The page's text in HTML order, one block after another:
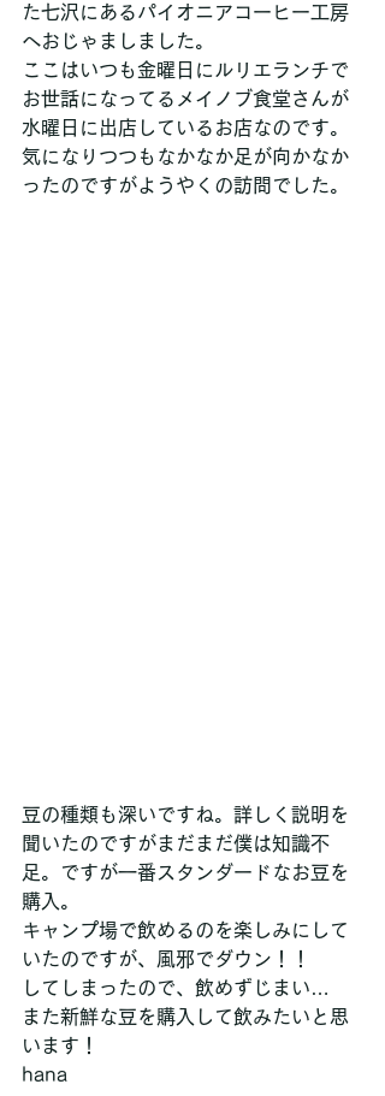
た七沢にあるパイオニアコーヒー工房
へおじゃましました。
ここはいつも金曜日にルリエランチで
お世話になってるメイノブ食堂さんが
水曜日に出店しているお店なのです。
気になりつつもなかなか足が向かなか
ったのですがようやくの訪問でした。
豆の種類も深いですね。詳しく説明を
聞いたのですがまだまだ僕は知識不
足。ですが一番スタンダードなお豆を
購入。
キャンプ場で飲めるのを楽しみにして
いたのですが、風邪でダウン！！
してしまったので、飲めずじまい…
また新鮮な豆を購入して飲みたいと思
います！
hana